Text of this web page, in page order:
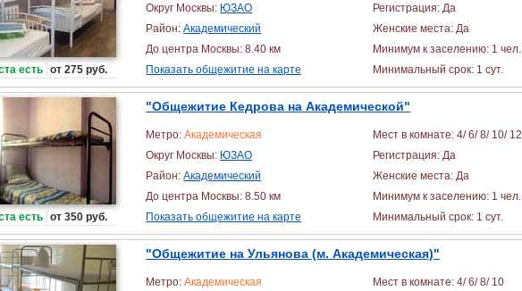
есть от 275 руб.
Округ Москвы: ЮЗАО
Район:Академический
До центра Москвы: 8.40 км
Показать общежитие на карте
Регистрация: Да
Женские места: Да
Минимум к заселению: 1 чел.
Минимальный срок: 1 сут.
"Общежитие Кедрова на Академической"
есть от 350 руб.
Метро:Академическая
Округ Москвы: ЮЗАО
Район:Академический
До центра Москвы: 8.50 км
Показать общежитие на карте
Мест в комнате: 4/ 6/ 8/ 10/ 12
Регистрация: Да
Женские места: Да
Минимум к заселению: 1 чел.
Минимальный срок: 1 сут.
"Общежитие на Ульянова (м. Академическая)"
Метро:Академическая
Мест в комнате: 4/ 6/ 8/ 10